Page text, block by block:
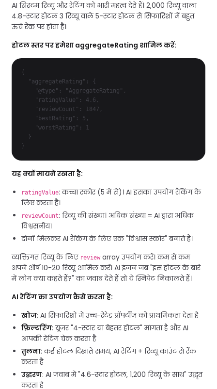
AI सिस्टम रिव्यू और रेटिंग को भारी महत्व देते हैं। 2,000 रिव्यू वाला
4.8-स्टार होटल 3 रिव्यू वाले 5-स्टार होटल से सिफारिशों में बहुत
ऊंचे रैंक पर होता है।
होटल स्तर पर हमेशा aggregateRating शामिल करें:
{
  "aggregateRating": {
    "@type": "AggregateRating",
    "ratingValue": 4.6,
    "reviewCount": 1847,
    "bestRating": 5,
    "worstRating": 1
  }
}
यह क्यों मायने रखता है:
ratingValue: कच्चा स्कोर (5 में से)। AI इसका उपयोग रैंकिंग के
लिए करता है।
reviewCount: रिव्यू की संख्या। अधिक संख्या = AI द्वारा अधिक
विश्वसनीय।
दोनों मिलकर AI रैंकिंग के लिए एक "विश्वास स्कोर" बनाते हैं।
व्यक्तिगत रिव्यू के लिए review array उपयोग करें। कम से कम
अपने शीर्ष 10-20 रिव्यू शामिल करें। AI इंजन जब "इस होटल के बारे
में लोग क्या कहते हैं?" का जवाब देते हैं तो ये स्निपेट निकालते हैं।
AI रेटिंग का उपयोग कैसे करता है:
खोज: AI सिफारिशों में उच्च-रेटेड प्रॉपर्टीज को प्राथमिकता देता है
फ़िल्टरिंग: यूजर "4-स्टार या बेहतर होटल" मांगता है और AI
आपकी रेटिंग चेक करता है
तुलना: कई होटल दिखाते समय, AI रेटिंग + रिव्यू काउंट से रैंक
करता है
उद्धरण: AI जवाब में "4.6-स्टार होटल, 1,200 रिव्यू के साथ" उद्धृत
करता है